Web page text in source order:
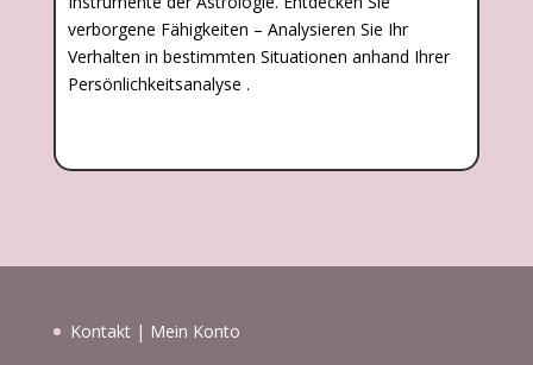
verborgene Fähigkeiten – Analysieren Sie Ihr
Verhalten in bestimmten Situationen anhand Ihrer
Persönlichkeitsanalyse .
Kontakt | Mein Konto